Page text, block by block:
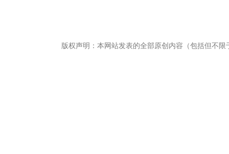
版权声明：本网站发表的全部原创内容（包括但不